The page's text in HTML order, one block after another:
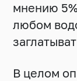
мнению
любом
В целом